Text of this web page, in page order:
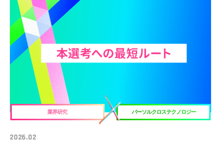
総合職領域
業界研究 パーソルクロステクノロジー
2026.02